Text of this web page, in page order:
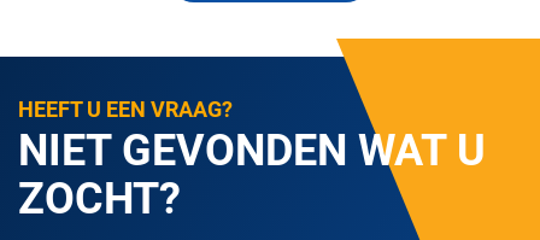
HEEFT U EEN VRAAG?
NIET GEVONDEN WAT U
ZOCHT?